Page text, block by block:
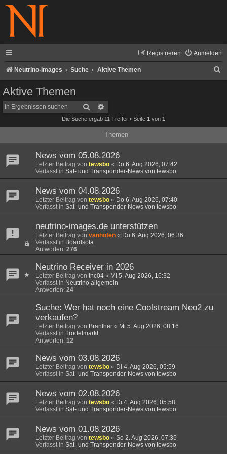
Anmelden
Registrieren
Neutrino-Images Suche Aktive Themen
Aktive Themen
Suche
Die Suche ergab 11 Treffer • Seite 1 von 1
Themen
News vom 05.08.2026
Letzter Beitrag von tewsbo « Do 6. Aug 2026, 07:42
Verfasst in Sat- und Transponder-News von tewsbo
News vom 04.08.2026
Letzter Beitrag von tewsbo « Do 6. Aug 2026, 07:40
Verfasst in Sat- und Transponder-News von tewsbo
neutrino-images.de unterstützen
Letzter Beitrag von vanhofen « Do 6. Aug 2026, 06:36
Verfasst in Boardsofa
Antworten: 276
Neutrino Receiver in 2026
Letzter Beitrag von thc04 « Mi 5. Aug 2026, 16:32
Verfasst in Neutrino allgemein
Antworten: 24
Suche: Wer hat noch eine Coolstream Neo2 zu
verkaufen?
Letzter Beitrag von Branther « Mi 5. Aug 2026, 08:16
Verfasst in Trödelmarkt
Antworten: 12
News vom 03.08.2026
Letzter Beitrag von tewsbo « Di 4. Aug 2026, 05:59
Verfasst in Sat- und Transponder-News von tewsbo
News vom 02.08.2026
Letzter Beitrag von tewsbo « Di 4. Aug 2026, 05:58
Verfasst in Sat- und Transponder-News von tewsbo
News vom 01.08.2026
Letzter Beitrag von tewsbo « So 2. Aug 2026, 07:35
Verfasst in Sat- und Transponder-News von tewsbo